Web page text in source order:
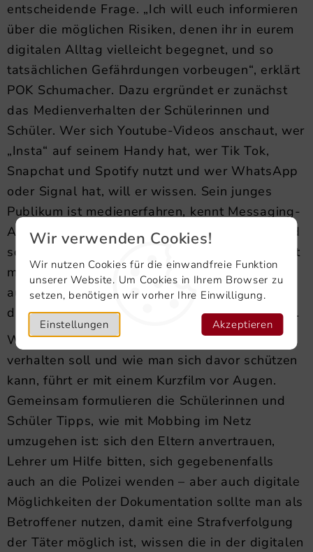
Wir verwenden Cookies!
Wir nutzen Cookies für die einwandfreie Funktion
unserer Website. Um Cookies in Ihrem Browser zu
setzen, benötigen wir vorher Ihre Einwilligung.
Einstellungen Akzeptieren
entscheidende Frage. „Ich will euch informieren
über die möglichen Risiken, denen ihr in eurem
digitalen Alltag vielleicht begegnet, und so
tatsächlichen Gefährdungen vorbeugen“, erklärt
POK Schumacher. Dazu ergründet er zunächst
das Medienverhalten der Schülerinnen und
Schüler. Wer sich Youtube-Videos anschaut, wer
„Insta“ auf seinem Handy hat, wer Tik Tok,
Snapchat und Spotify nutzt und wer WhatsApp
oder Signal hat, will er wissen. Sein junges
Publikum ist medienerfahren, kennt Messaging-
Apps und Streaming-Dienste, Videoportale und
soziale Netzwerke. Behutsam und altersgerecht
macht der sachkundige Polizist auf Gefahren
aufmerksam, die mit der Nutzung all dieser
digitalen Möglichkeiten verbunden sein können.
Wie man sich im Falle von Cybermobbing
verhalten soll und wie man sich davor schützen
kann, führt er mit einem Kurzfilm vor Augen.
Gemeinsam formulieren die Schülerinnen und
Schüler Tipps, wie mit Mobbing im Netz
umzugehen ist: sich den Eltern anvertrauen,
Lehrer um Hilfe bitten, sich gegebenenfalls
auch an die Polizei wenden – aber auch digitale
Möglichkeiten der Dokumentation sollte man als
Betroffener nutzen, damit eine Strafverfolgung
der Täter möglich ist, wissen die in der digitalen